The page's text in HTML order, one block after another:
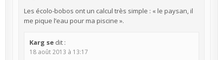
Les écolo-bobos ont un calcul très simple : « le paysan, il
me pique l’eau pour ma piscine ».
Karg se dit :
18 août 2013 à 13:17